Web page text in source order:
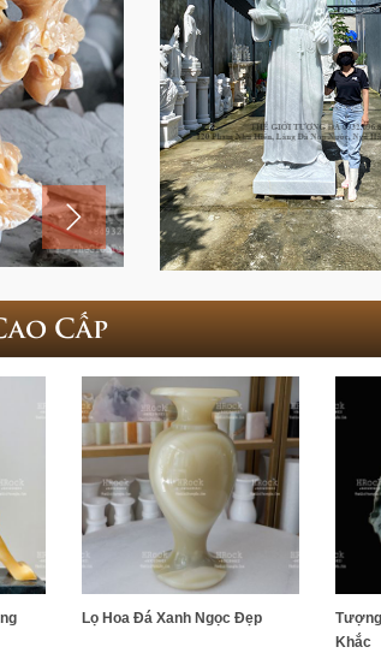
Cấp
Lọ Hoa Đá Xanh Ngọc Đẹp
Khắc